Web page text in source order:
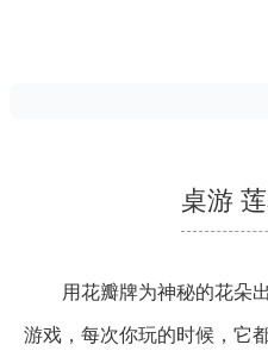
桌游
用花瓣牌为神秘的花朵
游戏，每次你玩的时候，它